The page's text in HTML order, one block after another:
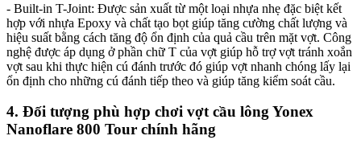
- Built-in T-Joint: Được sản xuất từ một loại nhựa nhẹ đặc biệt kết
hợp với nhựa Epoxy và chất tạo bọt giúp tăng cường chất lượng và
hiệu suất bằng cách tăng độ ổn định của quả cầu trên mặt vợt. Công
nghệ được áp dụng ở phần chữ T của vợt giúp hỗ trợ vợt tránh xoắn
vợt sau khi thực hiện cú đánh trước đó giúp vợt nhanh chóng lấy lại
ổn định cho những cú đánh tiếp theo và giúp tăng kiểm soát cầu.
4. Đối tượng phù hợp chơi vợt cầu lông Yonex
Nanoflare 800 Tour chính hãng